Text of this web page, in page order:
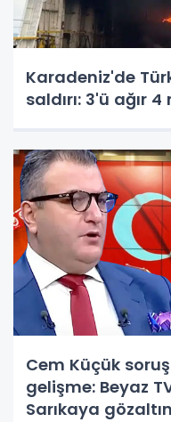
Karadeniz'de
saldırı: 3'ü ağır
Cem Küçük
gelişme: Beyaz
Sarıkaya